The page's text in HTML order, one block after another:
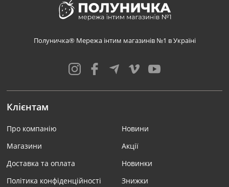
Полуничка® Мережа інтим магазинів №1 в Україні
Клієнтам
Про компанію
Магазини
Доставка та оплата
Політика конфіденційності
Новини
Акції
Новинки
Знижки